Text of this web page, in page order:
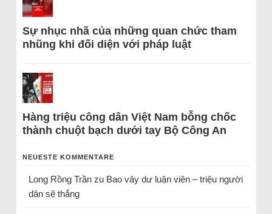
Sự nhục nhã của những quan chức tham
nhũng khi đối diện với pháp luật
Hàng triệu công dân Việt Nam bỗng chốc
thành chuột bạch dưới tay Bộ Công An
NEUESTE KOMMENTARE
Long Rồng Trầnzu Bao vây dư luận viên – triệu người
dân sẽ thắng